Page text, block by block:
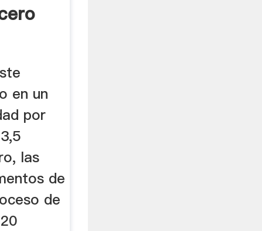
en un
por
las
de
de